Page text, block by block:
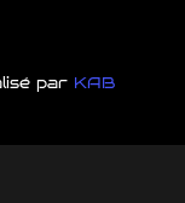
par KAB